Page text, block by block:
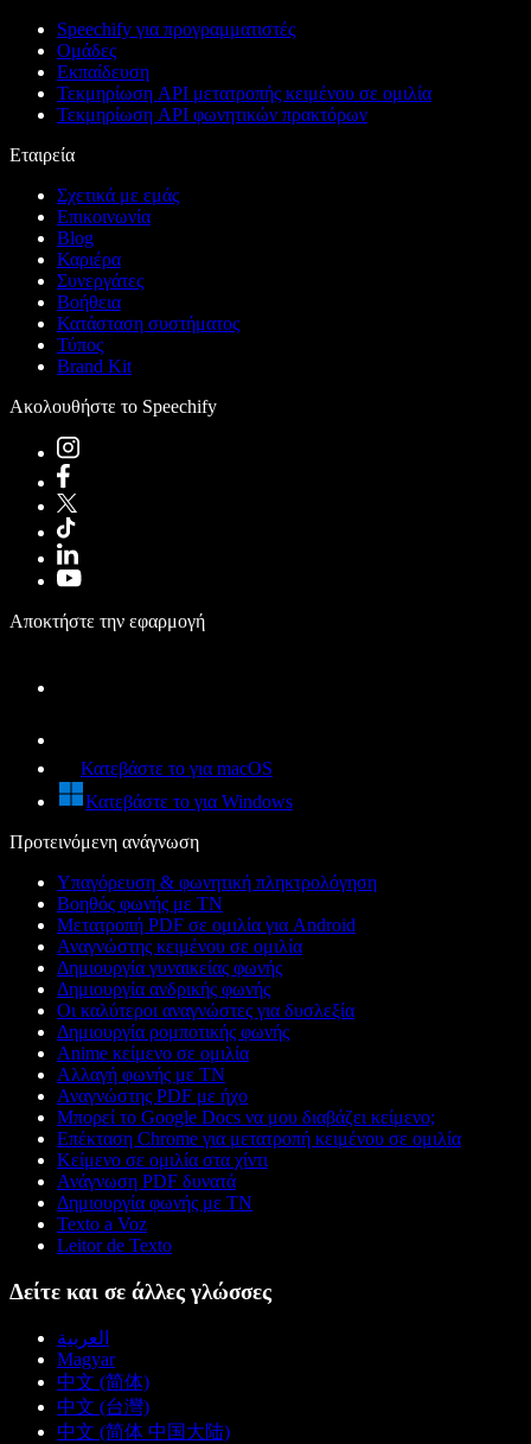
Speechify για προγραμματιστές
Ομάδες
Εκπαίδευση
Τεκμηρίωση API μετατροπής κειμένου σε ομιλία
Τεκμηρίωση API φωνητικών πρακτόρων
Εταιρεία
Σχετικά με εμάς
Επικοινωνία
Blog
Καριέρα
Συνεργάτες
Βοήθεια
Κατάσταση συστήματος
Τύπος
Brand Kit
Ακολουθήστε το Speechify
Αποκτήστε την εφαρμογή
Κατεβάστε το για macOS
Κατεβάστε το για Windows
Προτεινόμενη ανάγνωση
Υπαγόρευση & φωνητική πληκτρολόγηση
Βοηθός φωνής με ΤΝ
Μετατροπή PDF σε ομιλία για Android
Αναγνώστης κειμένου σε ομιλία
Δημιουργία γυναικείας φωνής
Δημιουργία ανδρικής φωνής
Οι καλύτεροι αναγνώστες για δυσλεξία
Δημιουργία ρομποτικής φωνής
Anime κείμενο σε ομιλία
Αλλαγή φωνής με ΤΝ
Αναγνώστης PDF με ήχο
Μπορεί το Google Docs να μου διαβάζει κείμενο;
Επέκταση Chrome για μετατροπή κειμένου σε ομιλία
Κείμενο σε ομιλία στα χίντι
Ανάγνωση PDF δυνατά
Δημιουργία φωνής με ΤΝ
Texto a Voz
Leitor de Texto
Δείτε και σε άλλες γλώσσες
العربية
Magyar
中文 (简体)
中文 (台灣)
中文 (简体 中国大陆)